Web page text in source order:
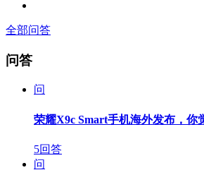
全部问答
问答
问
荣耀X9c Smart手机海外发布，你
5回答
问